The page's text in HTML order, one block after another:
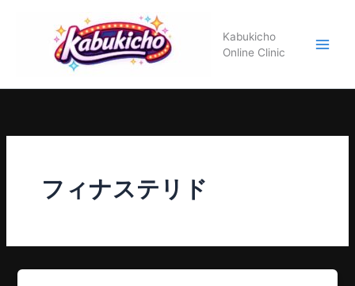
キ
Kabukicho
Online Clinic
フィナステリド